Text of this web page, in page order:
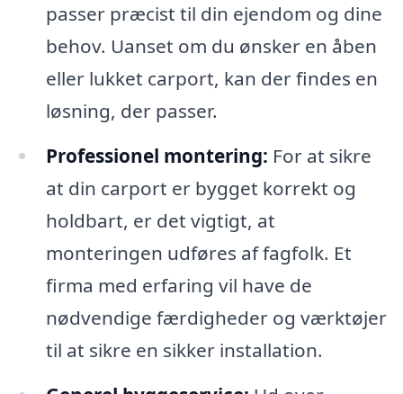
passer præcist til din ejendom og dine
behov. Uanset om du ønsker en åben
eller lukket carport, kan der findes en
løsning, der passer.
Professionel montering: For at sikre
at din carport er bygget korrekt og
holdbart, er det vigtigt, at
monteringen udføres af fagfolk. Et
firma med erfaring vil have de
nødvendige færdigheder og værktøjer
til at sikre en sikker installation.